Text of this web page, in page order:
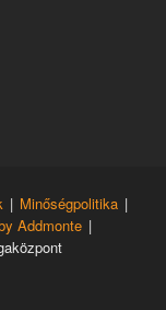
| Minőségpolitika |
Addmonte |